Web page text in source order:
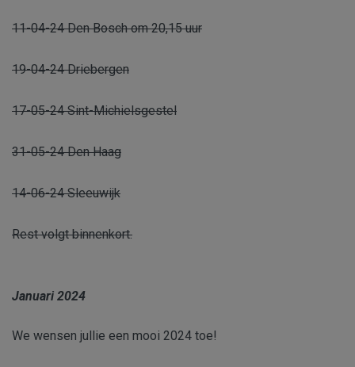
11-04-24 Den Bosch om 20,15 uur
19-04-24 Driebergen
17-05-24 Sint-Michielsgestel
31-05-24 Den Haag
14-06-24 Sleeuwijk
Rest volgt binnenkort.
Januari 2024
We wensen jullie een mooi 2024 toe!